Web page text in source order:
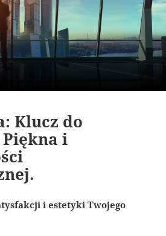
Klucz do
i
i estetyki Twojego